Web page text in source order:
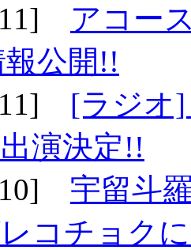
11] アコー
公開!!
11] [ラジオ
演決定!!
10] 宇留斗
コチョク